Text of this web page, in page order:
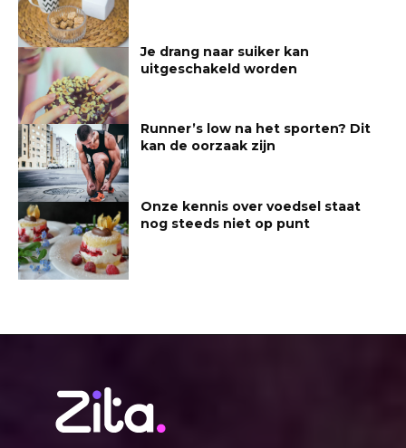
Je drang naar suiker kan
uitgeschakeld worden
Runner’s low na het sporten? Dit
kan de oorzaak zijn
Onze kennis over voedsel staat
nog steeds niet op punt